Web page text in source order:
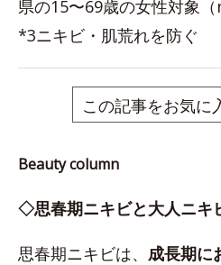
県の15〜69歳の女性対象
*3ニキビ・肌荒れを防ぐ
この記事をお気に
Beauty column
◇思春期ニキビと大人ニキ
思春期ニキビは、 成長期に